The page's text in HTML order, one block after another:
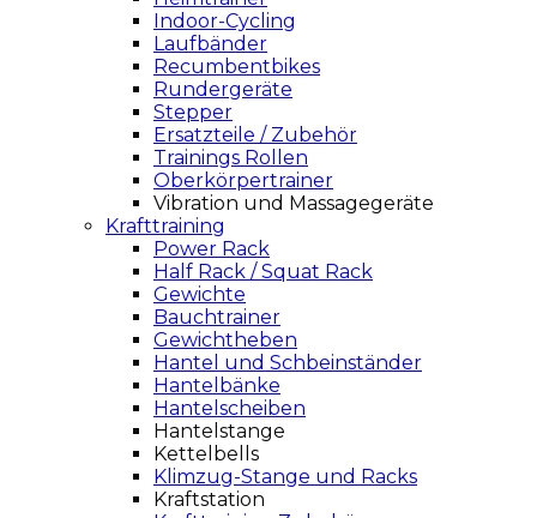
Indoor-Cycling
Laufbänder
Recumbentbikes
Rundergeräte
Stepper
Ersatzteile / Zubehör
Trainings Rollen
Oberkörpertrainer
Vibration und Massagegeräte
Krafttraining
Power Rack
Half Rack / Squat Rack
Gewichte
Bauchtrainer
Gewichtheben
Hantel und Schbeinständer
Hantelbänke
Hantelscheiben
Hantelstange
Kettelbells
Klimzug-Stange und Racks
Kraftstation